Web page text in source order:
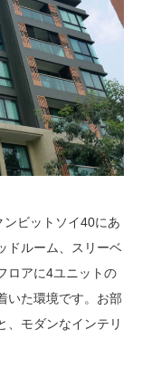
ビットソイ40にあ
ドルーム、スリーベ
ロアに4ユニットの
いた環境です。お部
、モダンなインテリ